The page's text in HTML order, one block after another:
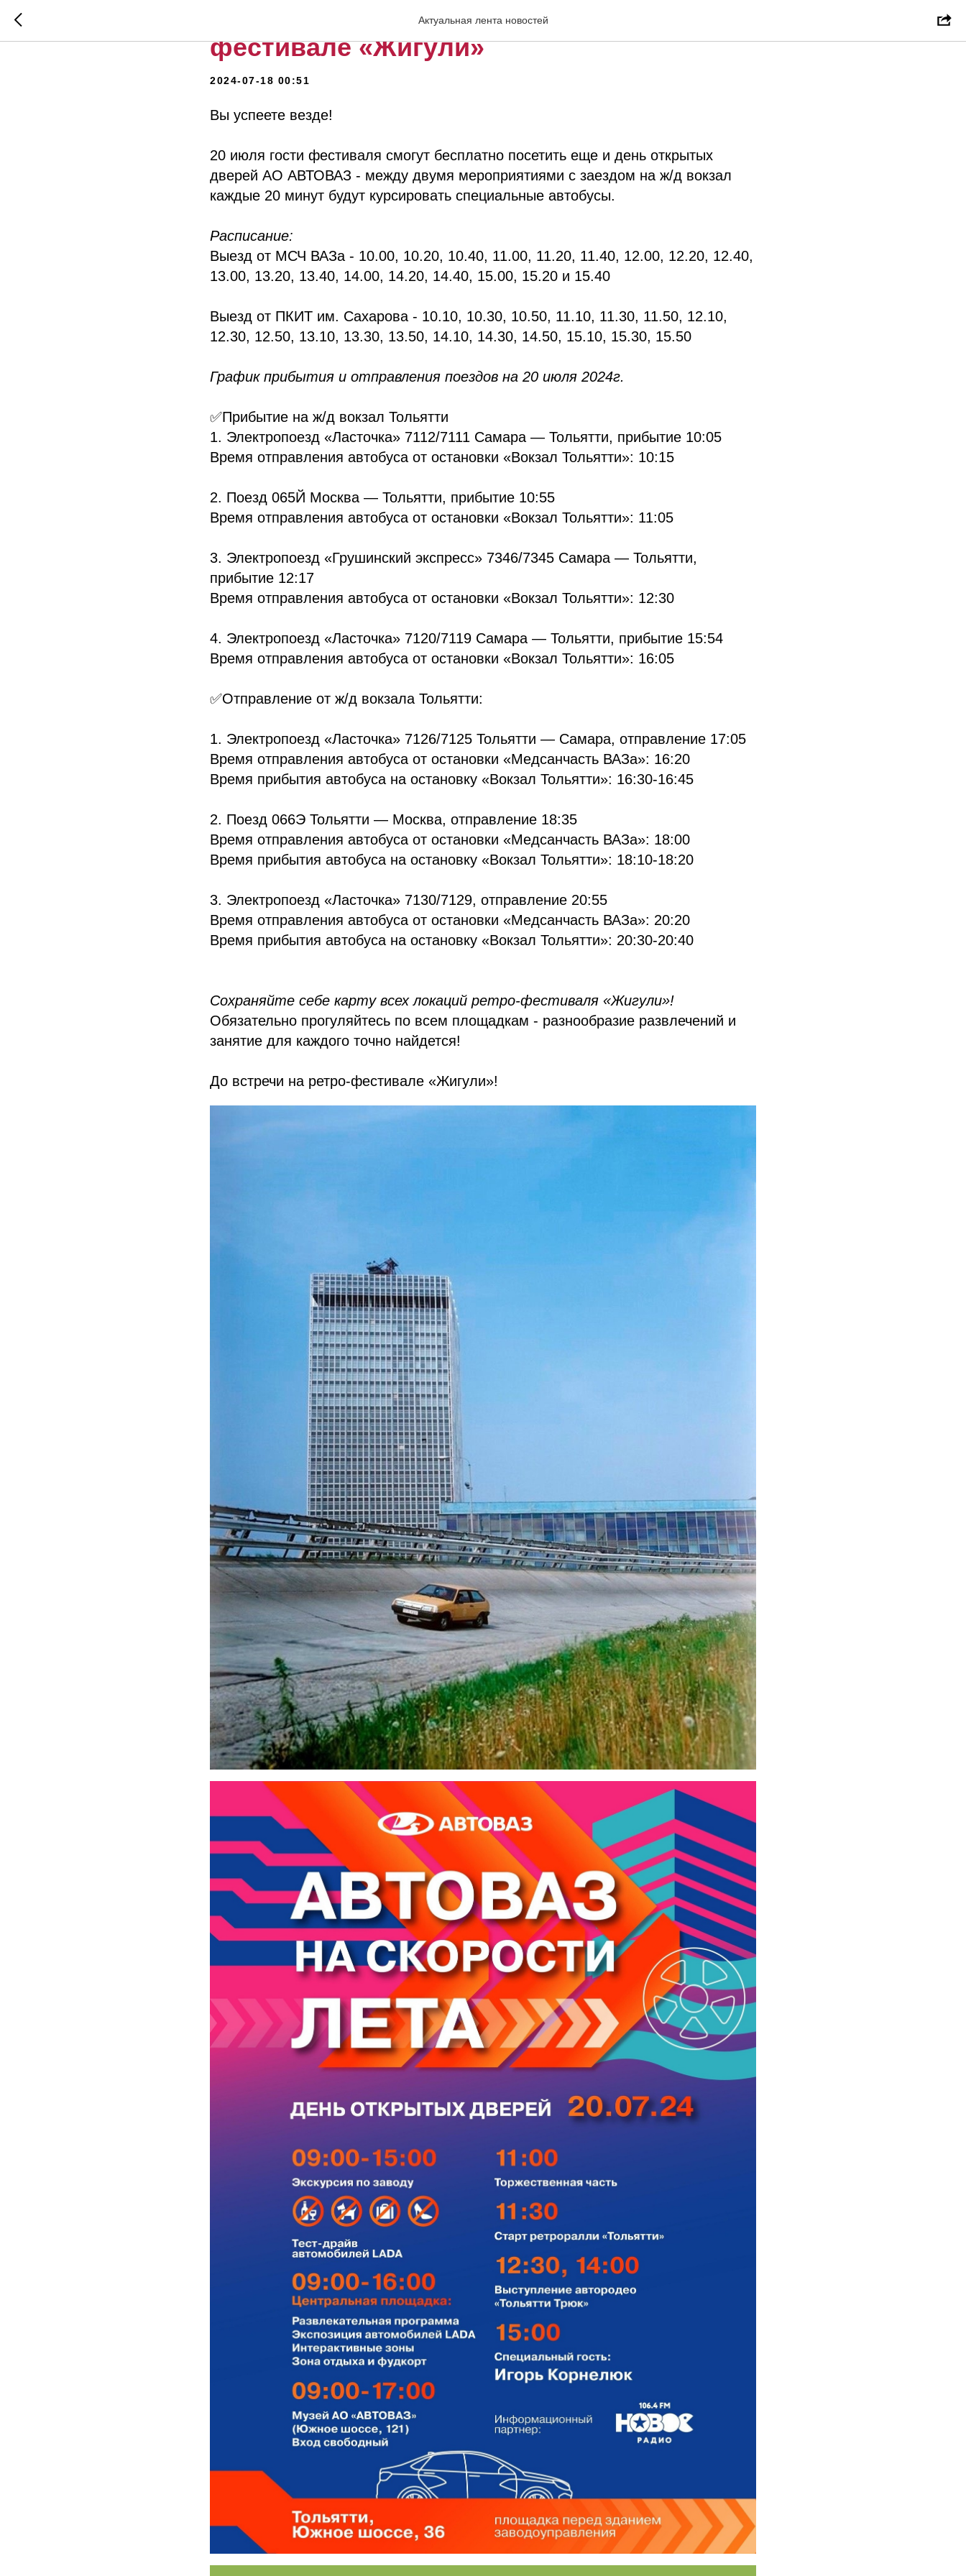
Актуальная лента новостей
Вы успеете везде! До встречи на ретро-
фестивале «Жигули»
2024-07-18 00:51
Вы успеете везде!
20 июля гости фестиваля смогут бесплатно посетить еще и день открытых
дверей АО АВТОВАЗ - между двумя мероприятиями с заездом на ж/д вокзал
каждые 20 минут будут курсировать специальные автобусы.
Расписание:
Выезд от МСЧ ВАЗа - 10.00, 10.20, 10.40, 11.00, 11.20, 11.40, 12.00, 12.20, 12.40,
13.00, 13.20, 13.40, 14.00, 14.20, 14.40, 15.00, 15.20 и 15.40
Выезд от ПКИТ им. Сахарова - 10.10, 10.30, 10.50, 11.10, 11.30, 11.50, 12.10,
12.30, 12.50, 13.10, 13.30, 13.50, 14.10, 14.30, 14.50, 15.10, 15.30, 15.50
График прибытия и отправления поездов на 20 июля 2024г.
✅Прибытие на ж/д вокзал Тольятти
1. Электропоезд «Ласточка» 7112/7111 Самара — Тольятти, прибытие 10:05
Время отправления автобуса от остановки «Вокзал Тольятти»: 10:15
2. Поезд 065Й Москва — Тольятти, прибытие 10:55
Время отправления автобуса от остановки «Вокзал Тольятти»: 11:05
3. Электропоезд «Грушинский экспресс» 7346/7345 Самара — Тольятти,
прибытие 12:17
Время отправления автобуса от остановки «Вокзал Тольятти»: 12:30
4. Электропоезд «Ласточка» 7120/7119 Самара — Тольятти, прибытие 15:54
Время отправления автобуса от остановки «Вокзал Тольятти»: 16:05
✅Отправление от ж/д вокзала Тольятти:
1. Электропоезд «Ласточка» 7126/7125 Тольятти — Самара, отправление 17:05
Время отправления автобуса от остановки «Медсанчасть ВАЗа»: 16:20
Время прибытия автобуса на остановку «Вокзал Тольятти»: 16:30-16:45
2. Поезд 066Э Тольятти — Москва, отправление 18:35
Время отправления автобуса от остановки «Медсанчасть ВАЗа»: 18:00
Время прибытия автобуса на остановку «Вокзал Тольятти»: 18:10-18:20
3. Электропоезд «Ласточка» 7130/7129, отправление 20:55
Время отправления автобуса от остановки «Медсанчасть ВАЗа»: 20:20
Время прибытия автобуса на остановку «Вокзал Тольятти»: 20:30-20:40
Сохраняйте себе карту всех локаций ретро-фестиваля «Жигули»!
Обязательно прогуляйтесь по всем площадкам - разнообразие развлечений и
занятие для каждого точно найдется!
До встречи на ретро-фестивале «Жигули»!